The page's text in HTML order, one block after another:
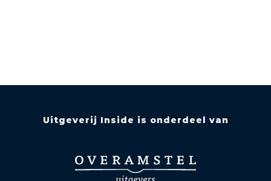
Uitgeverij Inside is onderdeel van